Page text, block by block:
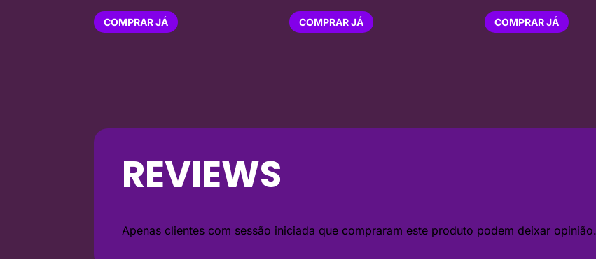
COMPRAR JÁ COMPRAR JÁ COMPRAR JÁ
REVIEWS
Apenas clientes com sessão iniciada que compraram este produto podem deixar opinião.